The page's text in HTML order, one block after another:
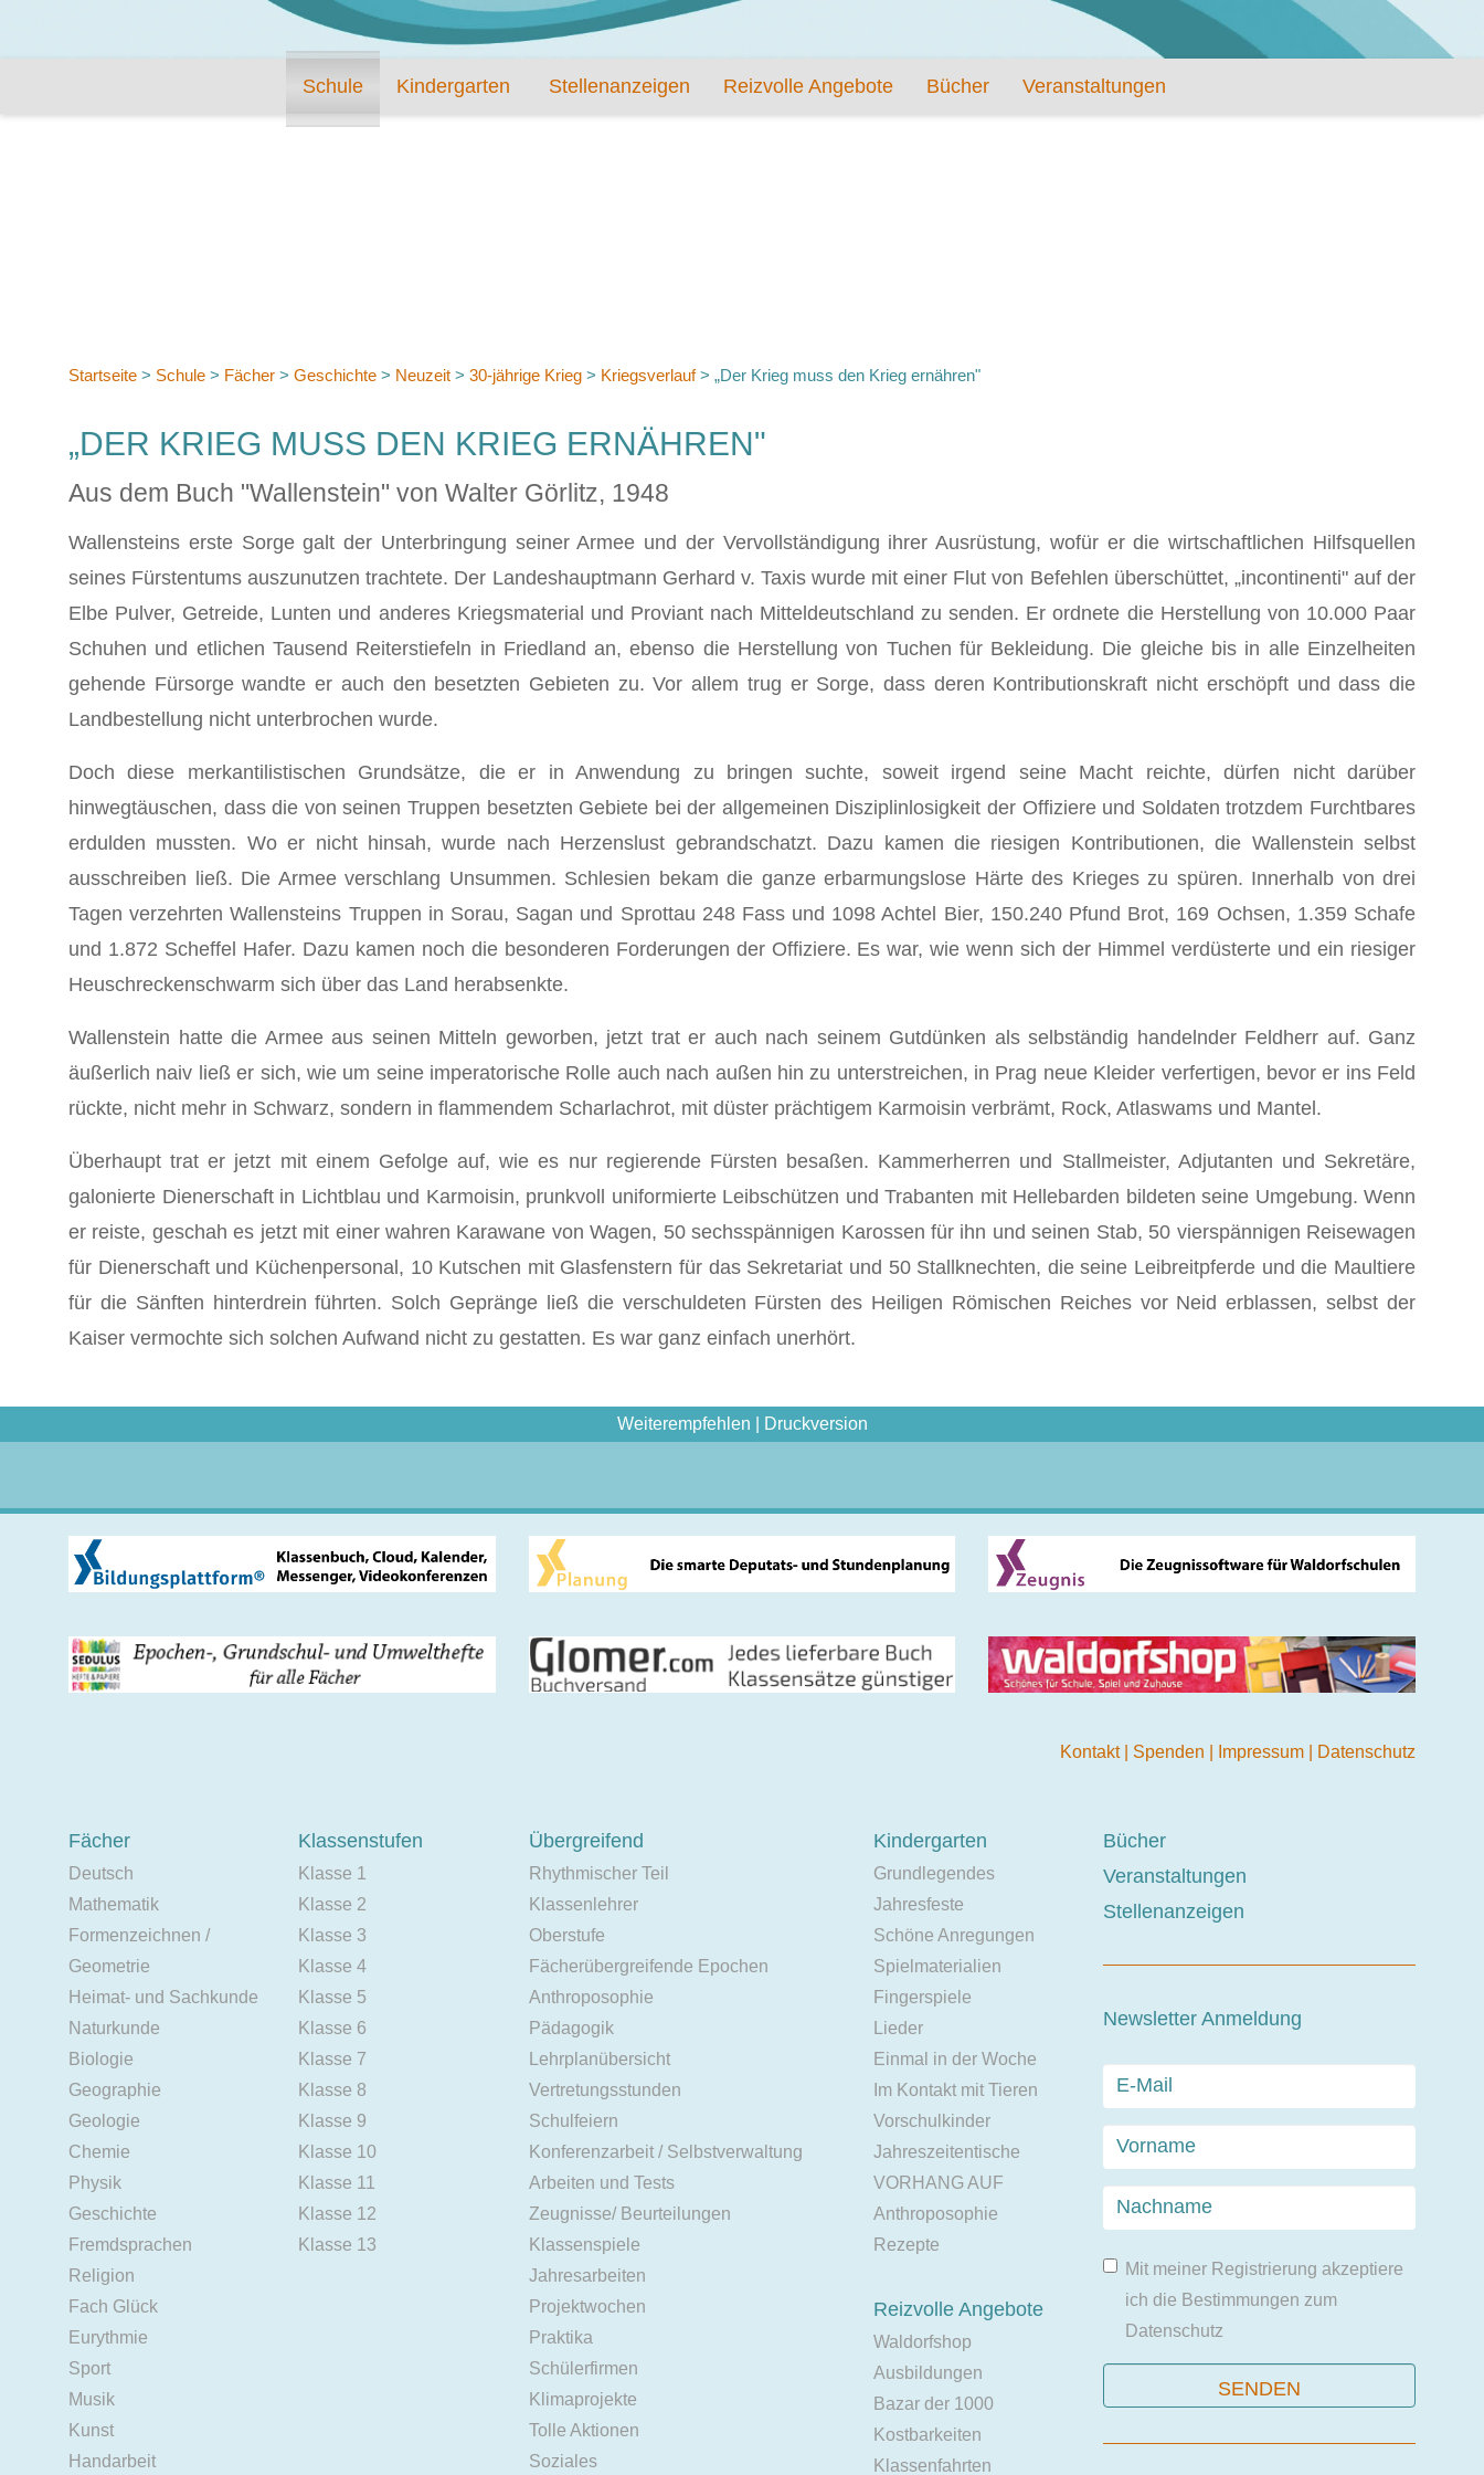
Schule Kindergarten Stellenanzeigen Reizvolle Angebote Bücher Veranstaltungen
Startseite > Schule > Fächer > Geschichte > Neuzeit > 30-jährige Krieg > Kriegsverlauf> „Der Krieg muss den Krieg ernähren"
„DER KRIEG MUSS DEN KRIEG ERNÄHREN"
Aus dem Buch "Wallenstein" von Walter Görlitz, 1948
Wallensteins erste Sorge galt der Unterbringung seiner Armee und der Vervollständi­gung ihrer Ausrüstung, wofür er die wirtschaftlichen Hilfsquellen
seines Fürstentums auszunutzen trachtete. Der Landeshauptmann Gerhard v. Taxis wurde mit einer Flut von Befehlen überschüttet, „incontinenti" auf der
Elbe Pulver, Getreide, Lunten und anderes Kriegsmaterial und Proviant nach Mitteldeutschland zu senden. Er ordnete die Herstellung von 10.000 Paar
Schuhen und etlichen Tausend Reiter­stiefeln in Friedland an, ebenso die Herstellung von Tuchen für Bekleidung. Die gleiche bis in alle Einzelheiten
gehende Fürsorge wandte er auch den besetzten Gebieten zu. Vor allem trug er Sorge, dass deren Kontributionskraft nicht erschöpft und dass die
Landbestellung nicht unterbrochen wurde.
Doch diese merkantilistischen Grundsätze, die er in Anwendung zu bringen suchte, soweit irgend seine Macht reichte, dürfen nicht darüber
hinwegtäuschen, dass die von seinen Truppen besetzten Gebiete bei der allgemeinen Disziplinlosigkeit der Offiziere und Soldaten trotzdem Furchtbares
erdulden mussten. Wo er nicht hinsah, wurde nach Herzenslust gebrandschatzt. Dazu kamen die riesigen Kontributionen, die Wallenstein selbst
ausschreiben ließ. Die Armee verschlang Unsummen. Schlesien bekam die ganze erbarmungslose Härte des Krieges zu spüren. Innerhalb von drei
Tagen verzehrten Wallensteins Truppen in Sorau, Sagan und Sprottau 248 Fass und 1098 Achtel Bier, 150.240 Pfund Brot, 169 Ochsen, 1.359 Schafe
und 1.872 Scheffel Hafer. Dazu kamen noch die besonderen Forderungen der Offiziere. Es war, wie wenn sich der Himmel verdüsterte und ein riesiger
Heuschreckenschwarm sich über das Land herabsenkte.
Wallenstein hatte die Armee aus seinen Mitteln geworben, jetzt trat er auch nach seinem Gutdünken als selbständig handelnder Feldherr auf. Ganz
äußerlich naiv ließ er sich, wie um seine imperatorische Rolle auch nach außen hin zu unterstreichen, in Prag neue Kleider verfertigen, bevor er ins Feld
rückte, nicht mehr in Schwarz, sondern in flammendem Scharlachrot, mit düster prächtigem Karmoisin verbrämt, Rock, Atlaswams und Mantel.
Überhaupt trat er jetzt mit einem Gefolge auf, wie es nur regierende Fürsten besaßen. Kammerherren und Stallmeister, Adjutanten und Sekretäre,
galonierte Dienerschaft in Lichtblau und Karmoisin, prunkvoll uniformierte Leibschützen und Trabanten mit Hellebarden bildeten seine Umgebung. Wenn
er reiste, geschah es jetzt mit einer wahren Karawane von Wagen, 50 sechsspännigen Karossen für ihn und seinen Stab, 50 vierspännigen Reisewagen
für Dienerschaft und Küchenpersonal, 10 Kutschen mit Glasfenstern für das Sekretariat und 50 Stallknechten, die seine Leibreitpferde und die Maultiere
für die Sänften hinterdrein führten. Solch Gepränge ließ die ver­schuldeten Fürsten des Heiligen Römischen Reiches vor Neid erblassen, selbst der
Kaiser vermochte sich solchen Aufwand nicht zu gestatten. Es war ganz einfach unerhört.
Weiterempfehlen Druckversion
Kontakt Spenden Impressum Datenschutz
Fächer
Deutsch
Mathematik
Formenzeichnen /
Geometrie
Heimat- und Sachkunde
Naturkunde
Biologie
Geographie
Geologie
Chemie
Physik
Geschichte
Fremdsprachen
Religion
Fach Glück
Eurythmie
Sport
Musik
Kunst
Handarbeit
Klassenstufen
Klasse 1
Klasse 2
Klasse 3
Klasse 4
Klasse 5
Klasse 6
Klasse 7
Klasse 8
Klasse 9
Klasse 10
Klasse 11
Klasse 12
Klasse 13
Übergreifend
Rhythmischer Teil
Klassenlehrer
Oberstufe
Fächerübergreifende Epochen
Anthroposophie
Pädagogik
Lehrplanübersicht
Vertretungsstunden
Schulfeiern
Konferenzarbeit / Selbstverwaltung
Arbeiten und Tests
Zeugnisse/ Beurteilungen
Klassenspiele
Jahresarbeiten
Projektwochen
Praktika
Schülerfirmen
Klimaprojekte
Tolle Aktionen
Soziales
Kindergarten
Grundlegendes
Jahresfeste
Schöne Anregungen
Spielmaterialien
Fingerspiele
Lieder
Einmal in der Woche
Im Kontakt mit Tieren
Vorschulkinder
Jahreszeitentische
VORHANG AUF
Anthroposophie
Rezepte
Reizvolle Angebote
Waldorfshop
Ausbildungen
Bazar der 1000
Kostbarkeiten
Klassenfahrten
Bücher
Veranstaltungen
Stellenanzeigen
Newsletter Anmeldung
Mit meiner Registrierung akzeptiere
ich die Bestimmungen zum
Datenschutz